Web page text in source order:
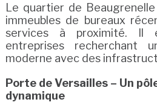
Le quartier de
immeubles de bureaux
services à proximité. Il
entreprises recherchant
moderne avec des
Porte de Versailles – Un
dynamique